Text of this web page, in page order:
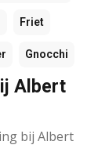
Friet
Gnocchi
Albert
bij Albert